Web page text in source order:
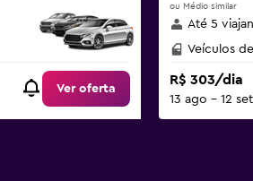
Ver oferta
ou Médio similar
Até 5
Veículos
R$ 303/dia
13 ago - 12 set